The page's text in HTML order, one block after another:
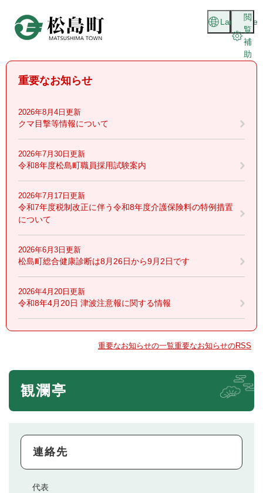
頭
閲
覧
補
助
Language
重要なお知らせ
2026年8月4日更新
クマ目撃等情報について
2026年7月30日更新
令和8年度松島町職員採用試験案内
2026年7月17日更新
令和7年度税制改正に伴う令和8年度介護保険料の特例措置
について
2026年6月3日更新
松島町総合健康診断は8月26日から9月2日です
2026年4月20日更新
令和8年4月20日 津波注意報に関する情報
重要なお知らせの一覧重要なお知らせのRSS
観瀾亭
連絡先
代表